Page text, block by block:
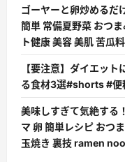
ゴーヤーと卵炒めるだ
簡単 常備夏野菜 おつ
ト健康 美容 美肌 苦瓜
【要注意】ダイエッ
る食材3選#shorts #便
美味しすぎて気絶する
マ 卵 簡単レシピ おつ
玉焼き 裏技 ramen